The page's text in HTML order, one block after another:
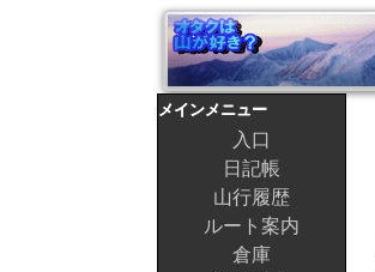
メインメニュー
入口
日記帳
山行履歴
ルート案内
倉庫